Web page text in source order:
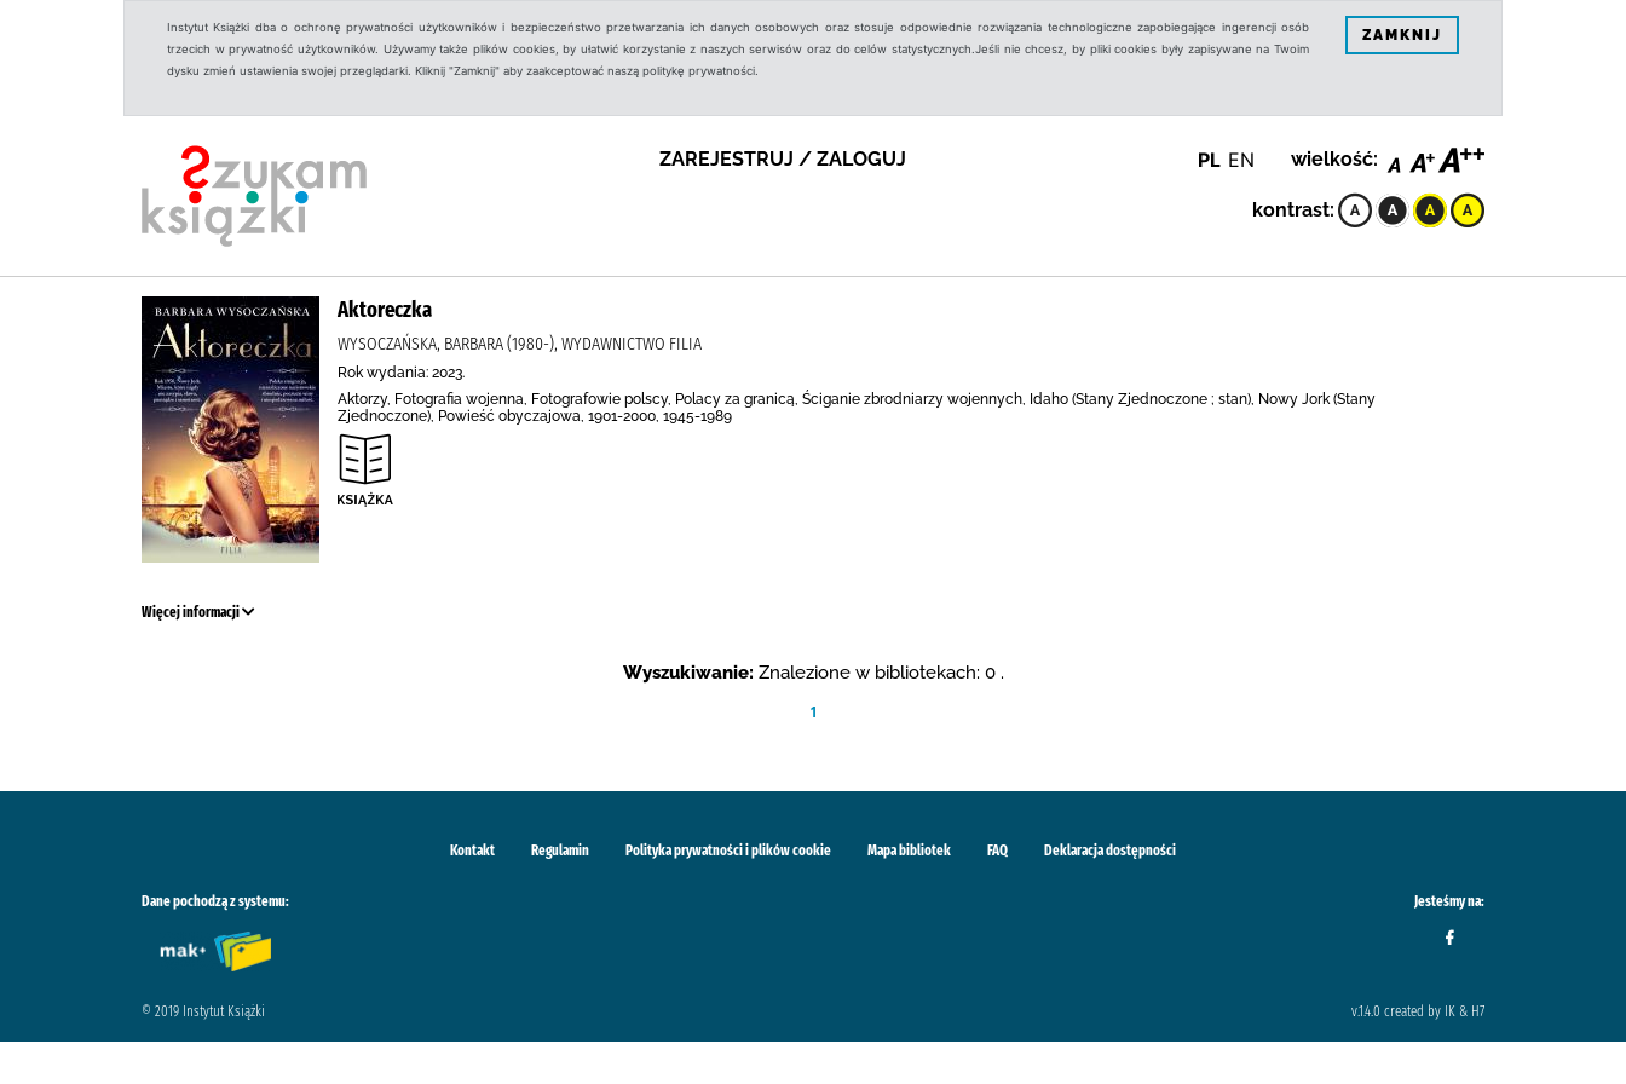
Instytut Książki dba o ochronę prywatności użytkowników i bezpieczeństwo przetwarzania ich danych osobowych oraz stosuje odpowiednie rozwiązania technologiczne zapobiegające ingerencji osób
trzecich w prywatność użytkowników. Używamy także plików cookies, by ułatwić korzystanie z naszych serwisów oraz do celów statystycznych.Jeśli nie chcesz, by pliki cookies były zapisywane na Twoim
dysku zmień ustawienia swojej przeglądarki. Kliknij "Zamknij" aby zaakceptować naszą politykę prywatności.
ZAMKNIJ
ZAREJESTRUJ / ZALOGUJ PL EN wielkość:
kontrast:
Aktoreczka
WYSOCZAŃSKA, BARBARA (1980-), WYDAWNICTWO FILIA
Rok wydania: 2023.
Aktorzy, Fotografia wojenna, Fotografowie polscy, Polacy za granicą, Ściganie zbrodniarzy wojennych, Idaho (Stany Zjednoczone ; stan), Nowy Jork (Stany
Zjednoczone), Powieść obyczajowa, 1901-2000, 1945-1989
Więcej informacji
Wyszukiwanie: Znalezione w bibliotekach: 0 .
1
Kontakt Regulamin Polityka prywatności i plików cookie Mapa bibliotek FAQ Deklaracja dostępności
Dane pochodzą z systemu: Jesteśmy na:
© 2019 Instytut Książki v.1.4.0 created by IK & H7